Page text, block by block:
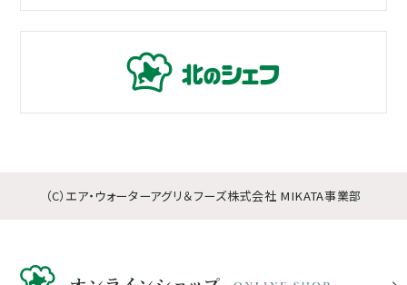
（C）エア・ウォーターアグリ＆フーズ株式会社 MIKATA事業部